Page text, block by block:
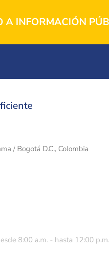
A INFORMACIÓN
/ Bogotá D.C., Colombia
8:00 a.m. - hasta 12:00 p.m.